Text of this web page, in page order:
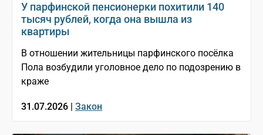
У парфинской пенсионерки похитили 140
тысяч рублей, когда она вышла из
квартиры
В отношении жительницы парфинского посёлка
Пола возбудили уголовное дело по подозрению в
краже
31.07.2026 | Закон